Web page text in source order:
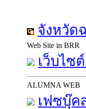
จังหวัด
Web Site in BRR
เว็บไซ
ALUMNA WEB
เฟซบุ๊ค